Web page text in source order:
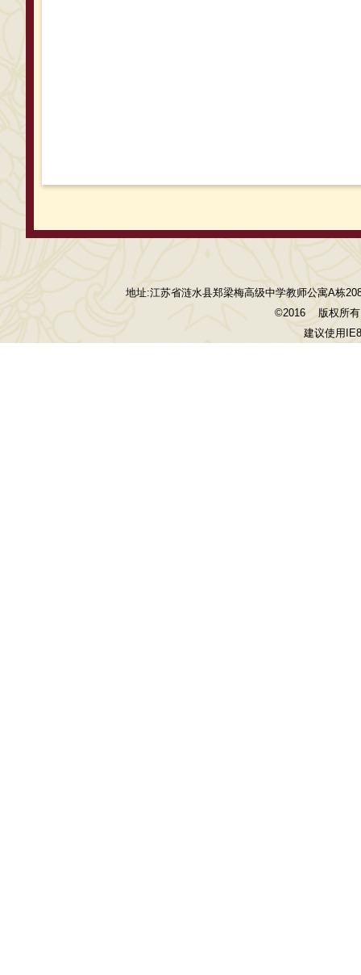
地址:江苏省涟水县郑梁梅高级中学教师公寓A栋
©2016 版权所
建议使用